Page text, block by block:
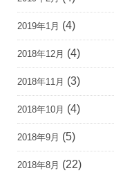
2019年1月 (4)
2018年12月 (4)
2018年11月 (3)
2018年10月 (4)
2018年9月 (5)
2018年8月 (22)